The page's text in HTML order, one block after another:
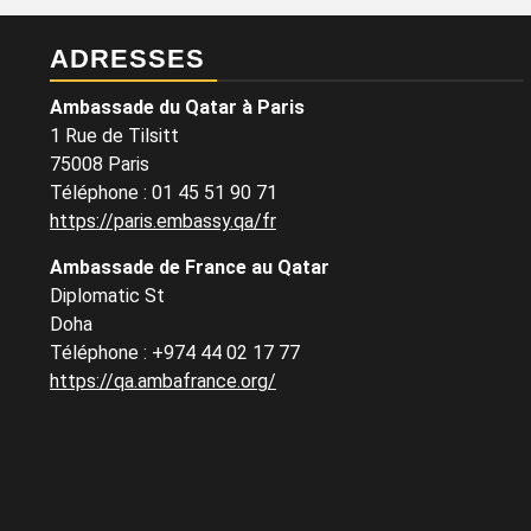
ADRESSES
Ambassade du Qatar à Paris
1 Rue de Tilsitt
75008 Paris
Téléphone : 01 45 51 90 71
https://paris.embassy.qa/fr
Ambassade de France au Qatar
Diplomatic St
Doha
Téléphone : +974 44 02 17 77
https://qa.ambafrance.org/